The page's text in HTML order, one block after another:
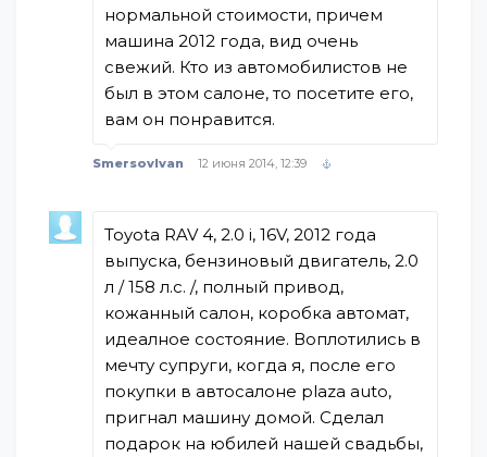
нормальной стоимости, причем
машина 2012 года, вид очень
свежий. Кто из автомобилистов не
был в этом салоне, то посетите его,
вам он понравится.
SmersovIvan 12 июня 2014, 12:39
Toyota RAV 4, 2.0 i, 16V, 2012 года
выпуска, бензиновый двигатель, 2.0
л / 158 л.с. /, полный привод,
кожанный салон, коробка автомат,
идеалное состояние. Воплотились в
мечту супруги, когда я, после его
покупки в автосалоне plaza auto,
пригнал машину домой. Сделал
подарок на юбилей нашей свадьбы,